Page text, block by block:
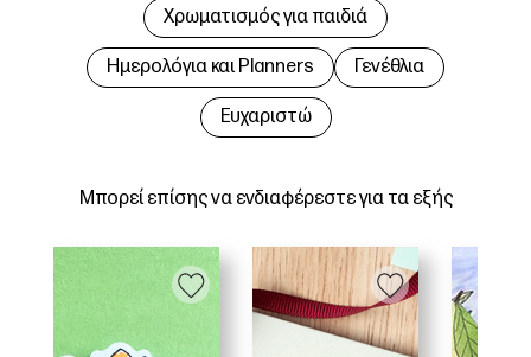
Μπορεί επίσης να ενδιαφέρεστε για τα εξής
Χρωματισμός για παιδιά
Hμερολόγια και Planners Γενέθλια
Ευχαριστώ